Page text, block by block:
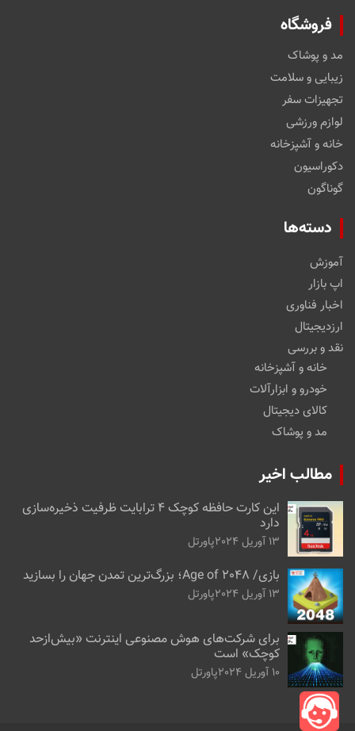
فروشگاه
مد و پوشاک
زیبایی و سلامت
تجهیزات سفر
لوازم ورزشی
خانه و آشپزخانه
دکوراسیون
گوناگون
دسته‌ها
آموزش
اپ بازار
اخبار فناوری
ارزدیجیتال
نقد و بررسی
خانه و آشپزخانه
خودرو و ابزارآلات
کالای دیجیتال
مد و پوشاک
مطالب اخیر
این کارت حافظه کوچک ۴ ترابایت ظرفیت ذخیره‌سازی
دارد
13 آوریل 2024 پاورتل
بازی/ Age of 2048؛ بزرگ‌ترین تمدن جهان را بسازید
13 آوریل 2024 پاورتل
برای شرکت‌های هوش مصنوعی اینترنت «بیش‌از‌حد
کوچک» است
10 آوریل 2024 پاورتل